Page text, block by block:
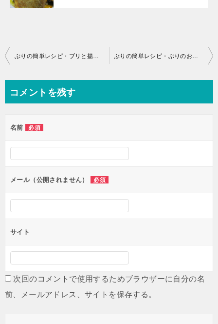
投
ビ
ー
シ
ョ
ン
コメントを残す
名前 必須
メール（公開されません） 必須
サイト
次回のコメントで使用するためブラウザーに自分の名
前、メールアドレス、サイトを保存する。